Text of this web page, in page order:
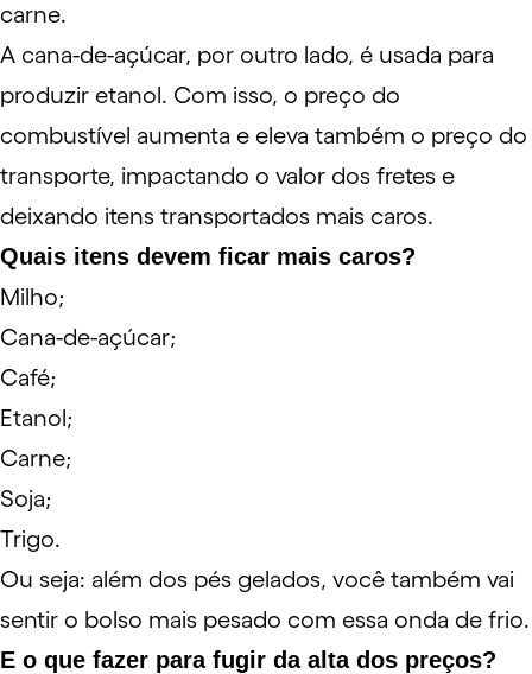
carne.
A cana-de-açúcar, por outro lado, é usada para
produzir etanol. Com isso, o preço do
combustível aumenta e eleva também o preço do
transporte, impactando o valor dos fretes e
deixando itens transportados mais caros.
Quais itens devem ficar mais caros?
Milho;
Cana-de-açúcar;
Café;
Etanol;
Carne;
Soja;
Trigo.
Ou seja: além dos pés gelados, você também vai
sentir o bolso mais pesado com essa onda de frio.
E o que fazer para fugir da alta dos preços?